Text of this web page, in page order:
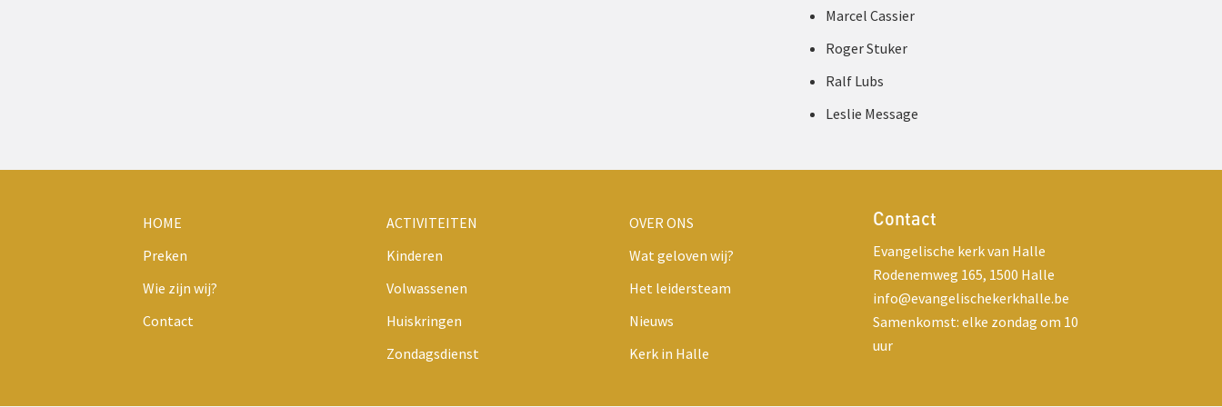
Marcel Cassier
Roger Stuker
Ralf Lubs
Leslie Message
HOME
Preken
Wie zijn wij?
Contact
ACTIVITEITEN
Kinderen
Volwassenen
Huiskringen
Zondagsdienst
OVER ONS
Wat geloven wij?
Het leidersteam
Nieuws
Kerk in Halle
Contact
Evangelische kerk van Halle
Rodenemweg 165, 1500 Halle
info@evangelischekerkhalle.be
Samenkomst: elke zondag om 10
uur